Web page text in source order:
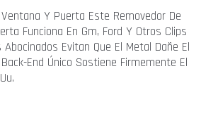
Y Puerta Este Removedor De
Funciona En Gm, Ford Y Otros Clips
Evitan Que El Metal Dañe El
End Único Sostiene Firmemente El